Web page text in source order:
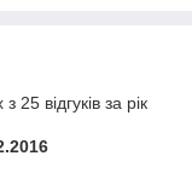
25 відгуків за рік